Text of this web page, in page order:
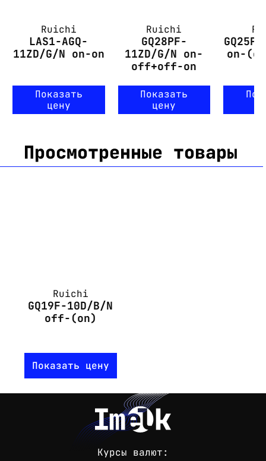
Ruichi
LAS1-AGQ-
11ZD/G/N on-on
Показать
цену
Ruichi
GQ28PF-
11ZD/G/N on-
off+off-on
Показать
цену
on-
Просмотренные товары
Ruichi
GQ19F-10D/B/N
off-(on)
Показать цену
Курсы валют: